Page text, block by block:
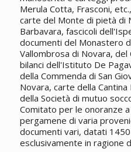
Merula Cotta, Frasconi,
carte del Monte di pietà di
Barbavara, fascicoli
documenti del Monastero
Vallombrosa di Novara, del
bilanci dell'Istituto De
della Commenda di San
Novara, carte della
della Società di mutuo
Comitato per le onoranze
pergamene di varia
documenti vari, datati
esclusivamente in ragione